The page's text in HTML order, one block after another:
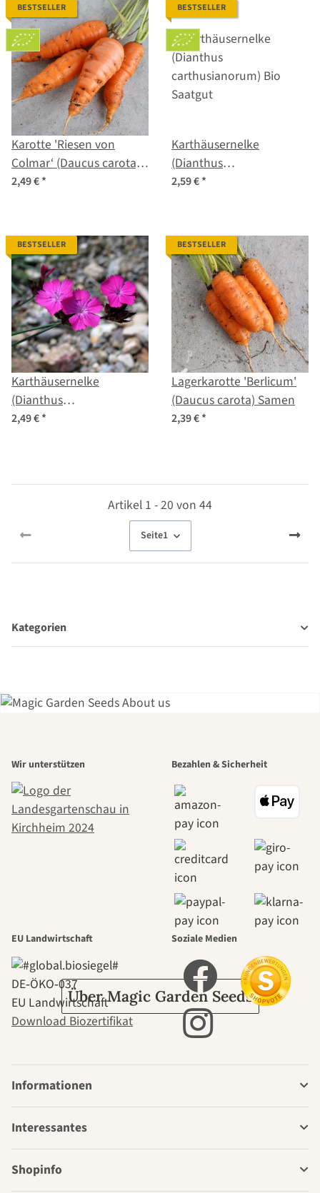
BESTSELLER
Karotte 'Riesen von
Colmar‘ (Daucus carota)
Bio Saatgut
2,49 €*
BESTSELLER
Karthäusernelke
(Dianthus
carthusianorum) Bio
2,59 €*
BESTSELLER
Karthäusernelke
(Dianthus
carthusianorum) Samen
2,49 €*
BESTSELLER
Lagerkarotte 'Berlicum'
(Daucus carota) Samen
2,39 €*
Artikel 1 - 20 von 44
Seite1
Kategorien
schönsten
Wege zu uns
selbst führt
durch den
Garten
Über Magic Garden Seeds
Wir unterstützen Bezahlen & Sicherheit
EU Landwirtschaft
DE‑ÖKO‑037
EU Landwirtschaft
Download Biozertifikat
Soziale Medien
Informationen
Interessantes
Shopinfo